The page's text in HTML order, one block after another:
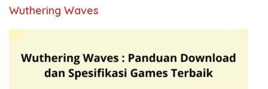
Wuthering Waves